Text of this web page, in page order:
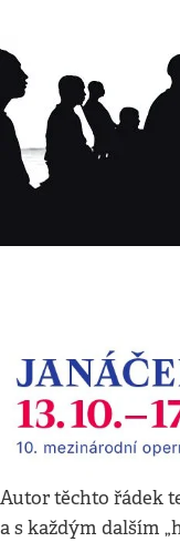
Autor těchto řádek
a s každým dalším